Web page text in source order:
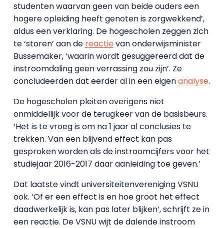
studenten waarvan geen van beide ouders een
hogere opleiding heeft genoten is zorgwekkend’,
aldus een verklaring. De hogescholen zeggen zich
te ‘storen’ aan de reactievan onderwijsminister
Bussemaker, ‘waarin wordt gesuggereerd dat de
instroomdaling geen verrassing zou zijn’. Ze
concludeerden dat eerder al in een eigenanalyse.
De hogescholen pleiten overigens niet
onmiddellijk voor de terugkeer van de basisbeurs.
‘Het is te vroeg is om na 1 jaar al conclusies te
trekken. Van een blijvend effect kan pas
gesproken worden als de instroomcijfers voor het
studiejaar 2016-2017 daar aanleiding toe geven.’
Dat laatste vindt universiteitenvereniging VSNU
ook. ‘Of er een effect is en hoe groot het effect
daadwerkelijk is, kan pas later blijken’, schrijft ze in
een reactie. De VSNU wijt de dalende instroom